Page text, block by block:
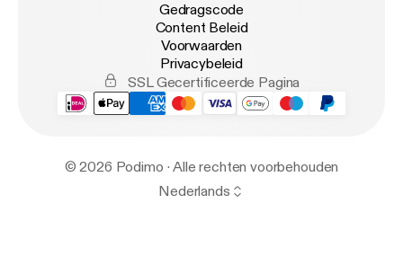
Gedragscode
Content Beleid
Voorwaarden
Privacybeleid
SSL Gecertificeerde Pagina
© 2026 Podimo · Alle rechten voorbehouden
Nederlands